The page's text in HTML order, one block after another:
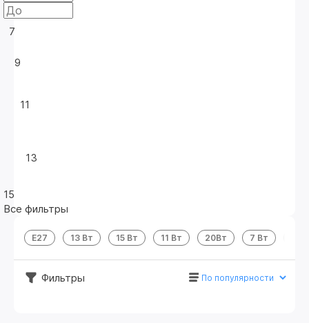
7
9
11
13
15
Все фильтры
Е27 13 Вт 15 Вт 11 Вт 20Вт 7 Вт
Фильтры